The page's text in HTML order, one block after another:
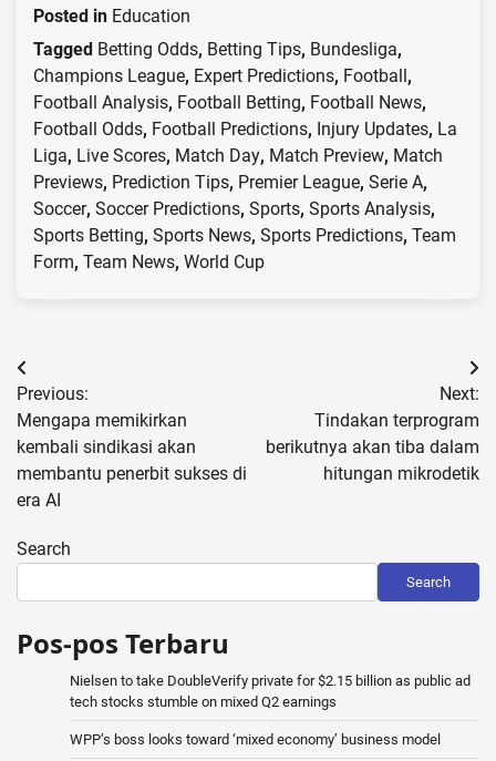
Posted in Education
Tagged Betting Odds, Betting Tips, Bundesliga,
Champions League, Expert Predictions, Football,
Football Analysis, Football Betting, Football News,
Football Odds, Football Predictions, Injury Updates, La
Liga, Live Scores, Match Day, Match Preview, Match
Previews, Prediction Tips, Premier League, Serie A,
Soccer, Soccer Predictions, Sports, Sports Analysis,
Sports Betting, Sports News, Sports Predictions, Team
Form, Team News, World Cup
Post
navigation
Previous:
Mengapa memikirkan
kembali sindikasi akan
membantu penerbit sukses di
era AI
Next:
Tindakan terprogram
berikutnya akan tiba dalam
hitungan mikrodetik
Search
Search
Pos-pos Terbaru
Nielsen to take DoubleVerify private for $2.15 billion as public ad
tech stocks stumble on mixed Q2 earnings
WPP’s boss looks toward ‘mixed economy’ business model